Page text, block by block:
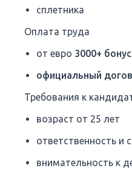
сплетника
Оплата труда
от евро 3000+ бонус
официальный
Требования к
возраст от 25 лет
ответственность и
внимательность к